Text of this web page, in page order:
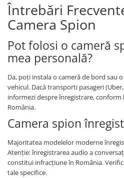
Întrebări
Camera Spion
Pot folosi o cameră
mea personală?
Da, poți instala o cameră de bord sau
vehicul. Dacă transporti pasageri
informezi despre înregistrare, conform
România.
Camera spion
Majoritatea modelelor moderne
Atenție: înregistrarea audio a
constitui infracțiune în România.
tale specifice.